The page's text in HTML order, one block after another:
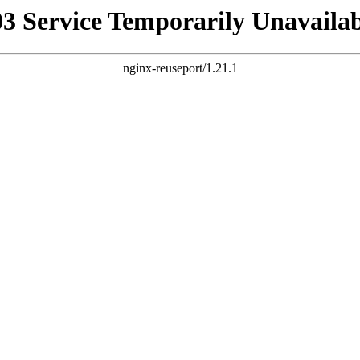
Service Temporarily
nginx-reuseport/1.21.1